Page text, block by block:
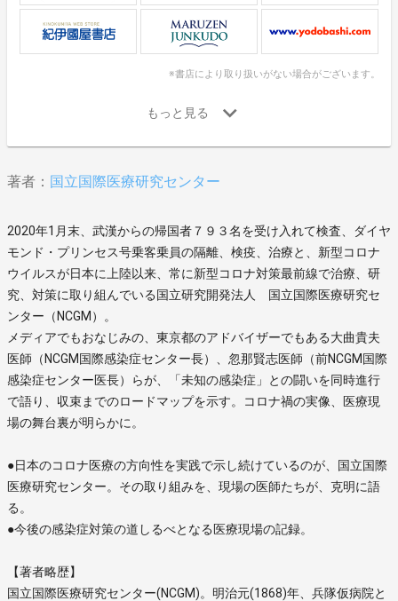
※書店により取り扱いがない場合がございます。
著者： 国立国際医療研究センター
2020年1月末、武漢からの帰国者７９３名を受け入れて検査、ダイヤ
モンド・プリンセス号乗客乗員の隔離、検疫、治療と、新型コロナ
ウイルスが日本に上陸以来、常に新型コロナ対策最前線で治療、研
究、対策に取り組んでいる国立研究開発法人 国立国際医療研究セ
ンター（NCGM）。
メディアでもおなじみの、東京都のアドバイザーでもある大曲貴夫
医師（NCGM国際感染症センター長）、忽那賢志医師（前NCGM国際
感染症センター医長）らが、「未知の感染症」との闘いを同時進行
で語り、収束までのロードマップを示す。コロナ禍の実像、医療現
場の舞台裏が明らかに。
●日本のコロナ医療の方向性を実践で示し続けているのが、国立国際
医療研究センター。その取り組みを、現場の医師たちが、克明に語
る。
●今後の感染症対策の道しるべとなる医療現場の記録。
【著者略歴】
国立国際医療研究センター(NCGM)。明治元(1868)年、兵隊仮病院と